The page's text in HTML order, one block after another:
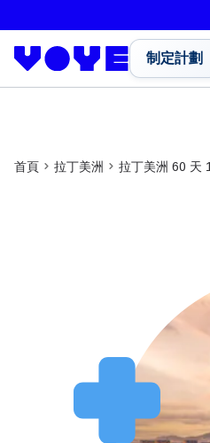
制定計劃
首頁 拉丁美洲 拉丁美洲 60 天